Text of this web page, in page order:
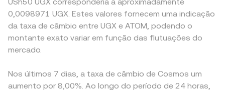
0,0098971 UGX. Estes valores fornecem uma indicação
da taxa de câmbio entre UGX e ATOM, podendo o
montante exato variar em função das flutuações do
mercado.
Nos últimos 7 dias, a taxa de câmbio de Cosmos um
aumento por 8,00%. Ao longo do período de 24 horas,